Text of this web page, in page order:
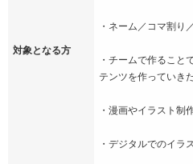
対象となる方
・ネーム／コマ割り
・チームで作ること
テンツを作っていき
・漫画やイラスト制
・デジタルでのイラ